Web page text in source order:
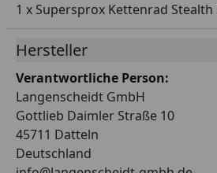
1 x Supersprox Kettenrad Stealth
Hersteller
Verantwortliche Person:
Langenscheidt GmbH
Gottlieb Daimler Straße 10
45711 Datteln
Deutschland